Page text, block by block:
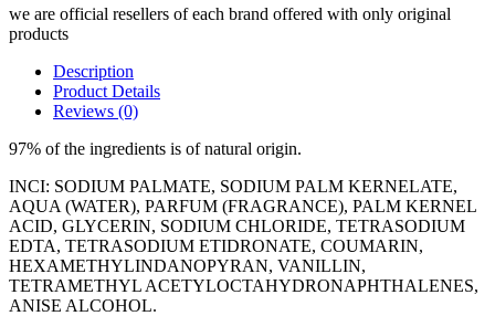
we are official resellers of each brand offered with only original
products
Description
Product Details
Reviews (0)
97% of the ingredients is of natural origin.
INCI: SODIUM PALMATE, SODIUM PALM KERNELATE,
AQUA (WATER), PARFUM (FRAGRANCE), PALM KERNEL
ACID, GLYCERIN, SODIUM CHLORIDE, TETRASODIUM
EDTA, TETRASODIUM ETIDRONATE, COUMARIN,
HEXAMETHYLINDANOPYRAN, VANILLIN,
TETRAMETHYL ACETYLOCTAHYDRONAPHTHALENES,
ANISE ALCOHOL.